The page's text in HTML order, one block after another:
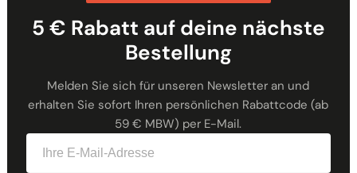
5 € Rabatt auf deine nächste
Bestellung
Melden Sie sich für unseren Newsletter an und
erhalten Sie sofort Ihren persönlichen Rabattcode (ab
59 € MBW) per E-Mail.